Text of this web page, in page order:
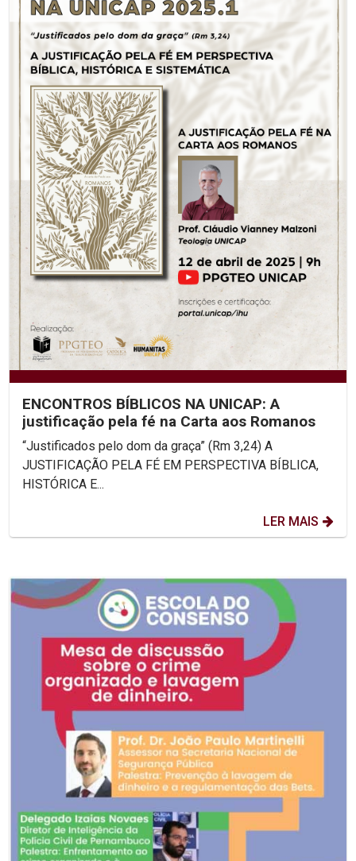
ENCONTROS BÍBLICOS NA UNICAP: A
justificação pela fé na Carta aos Romanos
“Justificados pelo dom da graça” (Rm 3,24) A
JUSTIFICAÇÃO PELA FÉ EM PERSPECTIVA BÍBLICA,
HISTÓRICA E...
LER MAIS